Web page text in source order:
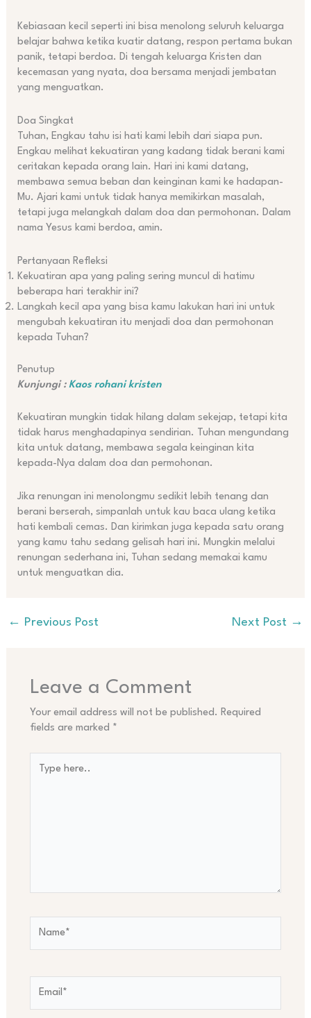
Kebiasaan kecil seperti ini bisa menolong seluruh keluarga
belajar bahwa ketika kuatir datang, respon pertama bukan
panik, tetapi berdoa. Di tengah keluarga Kristen dan
kecemasan yang nyata, doa bersama menjadi jembatan
yang menguatkan.
Doa Singkat
Tuhan, Engkau tahu isi hati kami lebih dari siapa pun.
Engkau melihat kekuatiran yang kadang tidak berani kami
ceritakan kepada orang lain. Hari ini kami datang,
membawa semua beban dan keinginan kami ke hadapan-
Mu. Ajari kami untuk tidak hanya memikirkan masalah,
tetapi juga melangkah dalam doa dan permohonan. Dalam
nama Yesus kami berdoa, amin.
Pertanyaan Refleksi
Kekuatiran apa yang paling sering muncul di hatimu
beberapa hari terakhir ini?
Langkah kecil apa yang bisa kamu lakukan hari ini untuk
mengubah kekuatiran itu menjadi doa dan permohonan
kepada Tuhan?
Penutup
Kunjungi : Kaos rohani kristen
Kekuatiran mungkin tidak hilang dalam sekejap, tetapi kita
tidak harus menghadapinya sendirian. Tuhan mengundang
kita untuk datang, membawa segala keinginan kita
kepada-Nya dalam doa dan permohonan.
Jika renungan ini menolongmu sedikit lebih tenang dan
berani berserah, simpanlah untuk kau baca ulang ketika
hati kembali cemas. Dan kirimkan juga kepada satu orang
yang kamu tahu sedang gelisah hari ini. Mungkin melalui
renungan sederhana ini, Tuhan sedang memakai kamu
untuk menguatkan dia.
← Previous Post Next Post →
Leave a Comment
Your email address will not be published. Required
fields are marked *
here..